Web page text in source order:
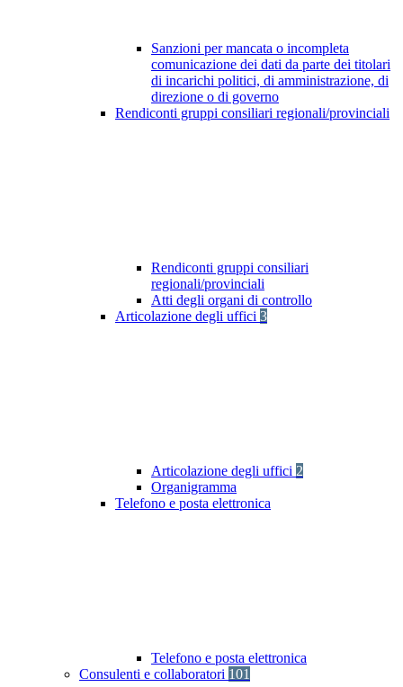
Sanzioni per mancata o incompleta
comunicazione dei dati da parte dei titolari
di incarichi politici, di amministrazione, di
direzione o di governo
Rendiconti gruppi consiliari regionali/provinciali
Rendiconti gruppi consiliari
regionali/provinciali
Atti degli organi di controllo
Articolazione degli uffici 3
Articolazione degli uffici 2
Organigramma
Telefono e posta elettronica
Telefono e posta elettronica
Consulenti e collaboratori 101